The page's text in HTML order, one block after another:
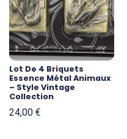
Lot De 4 Briquets
Essence Métal Animaux
– Style Vintage
Collection
24,00€